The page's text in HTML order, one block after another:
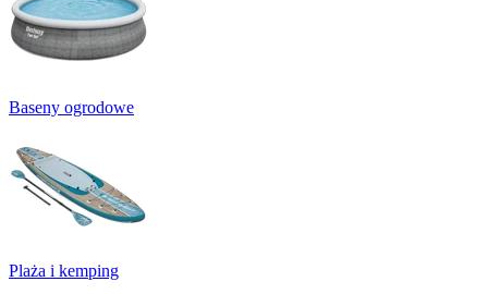
Baseny ogrodowe
Plaża i kemping